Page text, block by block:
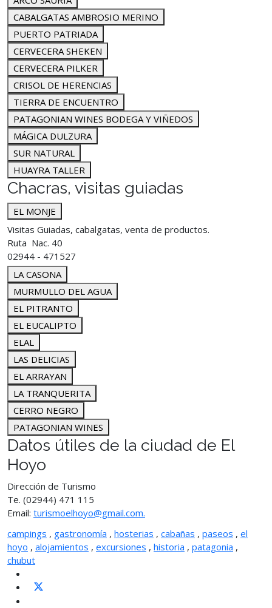
CABALGATAS AMBROSIO MERINO
PUERTO PATRIADA
CERVECERA SHEKEN
CERVECERA PILKER
CRISOL DE HERENCIAS
TIERRA DE ENCUENTRO
PATAGONIAN WINES BODEGA Y VIÑEDOS
MÁGICA DULZURA
SUR NATURAL
HUAYRA TALLER
Chacras, visitas guiadas
EL MONJE
Visitas Guiadas, cabalgatas, venta de productos.
Ruta Nac. 40
02944 - 471527
LA CASONA
MURMULLO DEL AGUA
EL PITRANTO
EL EUCALIPTO
ELAL
LAS DELICIAS
EL ARRAYAN
LA TRANQUERITA
CERRO NEGRO
PATAGONIAN WINES
Datos útiles de la ciudad de El
Hoyo
Dirección de Turismo
Te. (02944) 471 115
Email: turismoelhoyo@gmail.com.
campings , gastronomía , hosterias , cabañas , paseos , el
hoyo , alojamientos , excursiones , historia , patagonia ,
chubut